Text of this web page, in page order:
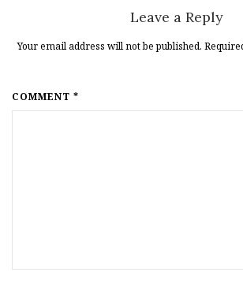
Leave a Reply
Your email address will not be published.
COMMENT *